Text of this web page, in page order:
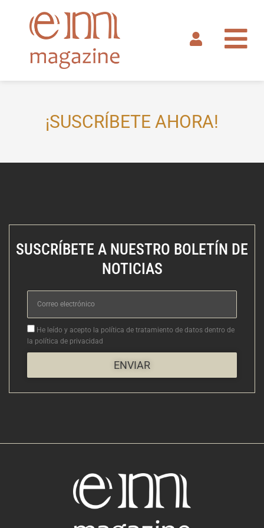
contenido
¡SUSCRÍBETE AHORA!
SUSCRÍBETE A NUESTRO BOLETÍN DE
NOTICIAS
Correo
electrónico
Aceptacion
He leído y acepto la política de tratamiento de datos dentro de
la política de privacidad
ENVIAR